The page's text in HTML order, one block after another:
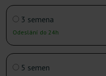
3 semena
Odeslání do 24h
5 semen